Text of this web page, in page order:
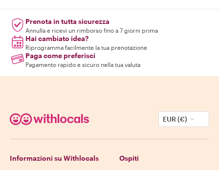
Prenota in tutta sicurezza
Annulla e ricevi un rimborso fino a 7 giorni prima
Hai cambiato idea?
Riprogramma facilmente la tua prenotazione
Paga come preferisci
Pagamento rapido e sicuro nella tua valuta
EUR (€)
Informazioni su Withlocals Ospiti